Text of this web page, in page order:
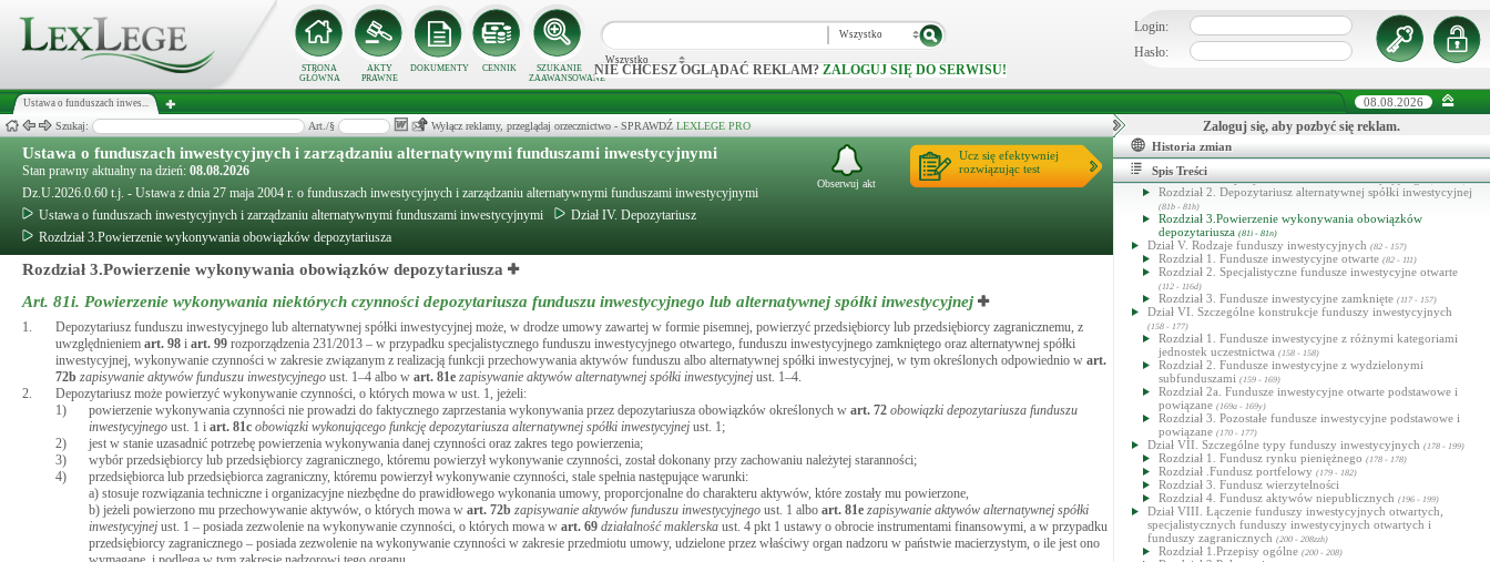
STRONA
GŁÓWNA
AKTY
PRAWNE
DOKUMENTY CENNIK
SZUKANIE
ZAAWANSOWANE
Wszystko
Wszystko
NIE CHCESZ OGLĄDAĆ REKLAM? ZALOGUJ SIĘ DO SERWISU!
Login:
Hasło:
Ustawa o funduszach inwes... 08.08.2026
Szukaj: Art./§ Wyłącz reklamy, przeglądaj orzecznictwo - SPRAWDŹ LEXLEGE PRO
Ustawa o funduszach inwestycyjnych i zarządzaniu alternatywnymi funduszami inwestycyjnymi
Stan prawny aktualny na dzień: 08.08.2026
Dz.U.2026.0.60 t.j. - Ustawa z dnia 27 maja 2004 r. o funduszach inwestycyjnych i zarządzaniu alternatywnymi funduszami inwestycyjnymi
Ustawa o funduszach inwestycyjnych i zarządzaniu alternatywnymi funduszami inwestycyjnymi
Dział IV. Depozytariusz
Rozdział 3.Powierzenie wykonywania obowiązków depozytariusza
Ucz się efektywniej
rozwiązując test
Obserwuj akt
Rozdział 3.Powierzenie wykonywania obowiązków depozytariusza
Art. 81i. Powierzenie wykonywania niektórych czynności depozytariusza funduszu inwestycyjnego lub alternatywnej spółki inwestycyjnej
1.
Depozytariusz funduszu inwestycyjnego lub alternatywnej spółki inwestycyjnej może, w drodze umowy zawartej w formie pisemnej, powierzyć przedsiębiorcy lub przedsiębiorcy zagranicznemu, z
uwzględnieniem art. 98 i art. 99 rozporządzenia 231/2013 – w przypadku specjalistycznego funduszu inwestycyjnego otwartego, funduszu inwestycyjnego zamkniętego oraz alternatywnej spółki
inwestycyjnej, wykonywanie czynności w zakresie związanym z realizacją funkcji przechowywania aktywów funduszu albo alternatywnej spółki inwestycyjnej, w tym określonych odpowiednio w art.
72b zapisywanie aktywów funduszu inwestycyjnego ust. 1–4 albo w art. 81e zapisywanie aktywów alternatywnej spółki inwestycyjnej ust. 1–4.
2.
Depozytariusz może powierzyć wykonywanie czynności, o których mowa w ust. 1, jeżeli:
1)
powierzenie wykonywania czynności nie prowadzi do faktycznego zaprzestania wykonywania przez depozytariusza obowiązków określonych w art. 72 obowiązki depozytariusza funduszu
inwestycyjnego ust. 1 i art. 81c obowiązki wykonującego funkcję depozytariusza alternatywnej spółki inwestycyjnej ust. 1;
2)
jest w stanie uzasadnić potrzebę powierzenia wykonywania danej czynności oraz zakres tego powierzenia;
3)
wybór przedsiębiorcy lub przedsiębiorcy zagranicznego, któremu powierzył wykonywanie czynności, został dokonany przy zachowaniu należytej staranności;
4)
przedsiębiorca lub przedsiębiorca zagraniczny, któremu powierzył wykonywanie czynności, stale spełnia następujące warunki:
a) stosuje rozwiązania techniczne i organizacyjne niezbędne do prawidłowego wykonania umowy, proporcjonalne do charakteru aktywów, które zostały mu powierzone,
b) jeżeli powierzono mu przechowywanie aktywów, o których mowa w art. 72b zapisywanie aktywów funduszu inwestycyjnego ust. 1 albo art. 81e zapisywanie aktywów alternatywnej spółki
inwestycyjnej ust. 1 – posiada zezwolenie na wykonywanie czynności, o których mowa w art. 69 działalność maklerska ust. 4 pkt 1 ustawy o obrocie instrumentami finansowymi, a w przypadku
przedsiębiorcy zagranicznego – posiada zezwolenie na wykonywanie czynności w zakresie przedmiotu umowy, udzielone przez właściwy organ nadzoru w państwie macierzystym, o ile jest ono
Zaloguj się, aby pozbyć się reklam.
Historia zmian
Spis Treści
(14 - 37)
Dział III. Towarzystwo funduszy inwestycyjnych(38 - 70)
Dział IIIa. Alternatywna spółka inwestycyjna i zarządzający ASI
(70a - 70r)
Rozdział 3. Zarejestrowani zarządzający ASI(70zb - 70zg)
Rozdział 4. (uchylony)(70zh - 70zn)
Dział IIIb. Przejęcie kontroli nad spółkami nienotowanymi na
rynku regulowanym i notowanymi emitentami
Dział IV. Depozytariusz
Rozdział 1. Depozytariusz funduszu inwestycyjnego(71 - 81a)
Rozdział 2. Depozytariusz alternatywnej spółki inwestycyjnej
(81b - 81h)
Rozdział 3.Powierzenie wykonywania obowiązków
depozytariusza (81i - 81n)
Dział V. Rodzaje funduszy inwestycyjnych (82 - 157)
Rozdział 1. Fundusze inwestycyjne otwarte (82 - 111)
Rozdział 2. Specjalistyczne fundusze inwestycyjne otwarte
(112 - 116d)
Rozdział 3. Fundusze inwestycyjne zamknięte (117 - 157)
Dział VI. Szczególne konstrukcje funduszy inwestycyjnych
(158 - 177)
Rozdział 1. Fundusze inwestycyjne z różnymi kategoriami
jednostek uczestnictwa (158 - 158)
Rozdział 2. Fundusze inwestycyjne z wydzielonymi
subfunduszami (159 - 169)
Rozdział 2a. Fundusze inwestycyjne otwarte podstawowe i
powiązane (169a - 169y)
Rozdział 3. Pozostałe fundusze inwestycyjne podstawowe i
powiązane (170 - 177)
Dział VII. Szczególne typy funduszy inwestycyjnych (178 - 199)
Rozdział 1. Fundusz rynku pieniężnego (178 - 178)
Rozdział .Fundusz portfelowy (179 - 182)
Rozdział 3. Fundusz wierzytelności
Rozdział 4. Fundusz aktywów niepublicznych (196 - 199)
Dział VIII. Łączenie funduszy inwestycyjnych otwartych,
specjalistycznych funduszy inwestycyjnych otwartych i
funduszy zagranicznych (200 - 208zzh)
Rozdział 1.Przepisy ogólne (200 - 208)